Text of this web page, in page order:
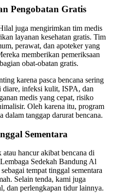
Pengobatan Gratis
juga mengirimkan tim medis
layanan kesehatan gratis. Tim
perawat, dan apoteker yang
memberikan pemeriksaan
obat-obatan gratis.
karena pasca bencana sering
diare, infeksi kulit, ISPA, dan
medis yang cepat, risiko
Oleh karena itu, program
dalam tanggap darurat bencana.
Sementara
hancur akibat bencana di
Sedekah Bandung Al
tempat tinggal sementara
Selain tenda, kami juga
dan perlengkapan tidur lainnya.